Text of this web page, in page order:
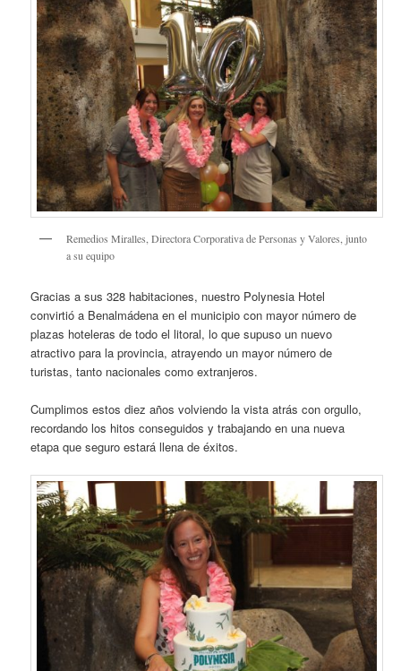
Remedios Miralles, Directora Corporativa de Personas y Valores, junto
a su equipo
Gracias a sus 328 habitaciones, nuestro Polynesia Hotel
convirtió a Benalmádena en el municipio con mayor número de
plazas hoteleras de todo el litoral, lo que supuso un nuevo
atractivo para la provincia, atrayendo un mayor número de
turistas, tanto nacionales como extranjeros.
Cumplimos estos diez años volviendo la vista atrás con orgullo,
recordando los hitos conseguidos y trabajando en una nueva
etapa que seguro estará llena de éxitos.